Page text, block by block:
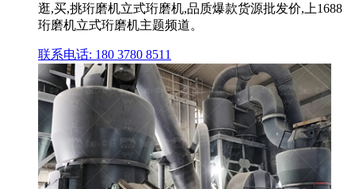
逛,买,挑珩磨机立式珩磨机,品质爆款货源批发价,上1688
珩磨机立式珩磨机主题频道。
联系电话: 180 3780 8511